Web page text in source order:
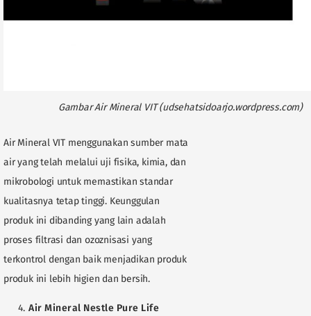
Gambar Air Mineral VIT (udsehatsidoarjo.wordpress.com)
Air Mineral VIT menggunakan sumber mata
air yang telah melalui uji fisika, kimia, dan
mikrobologi untuk memastikan standar
kualitasnya tetap tinggi. Keunggulan
produk ini dibanding yang lain adalah
proses filtrasi dan ozoznisasi yang
terkontrol dengan baik menjadikan produk
produk ini lebih higien dan bersih.
Air Mineral Nestle Pure Life